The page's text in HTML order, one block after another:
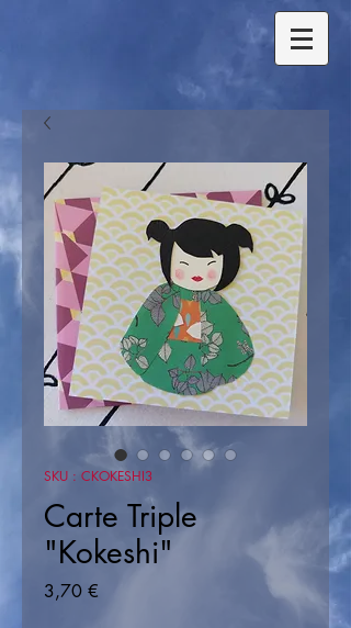
SKU : CKOKESHI3
Carte Triple
"Kokeshi"
3,70 €